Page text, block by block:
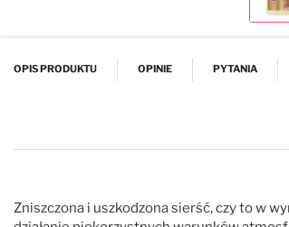
OPIS PRODUKTU OPINIE PYTANIA
Zniszczona i uszkodzona sierść, czy to w